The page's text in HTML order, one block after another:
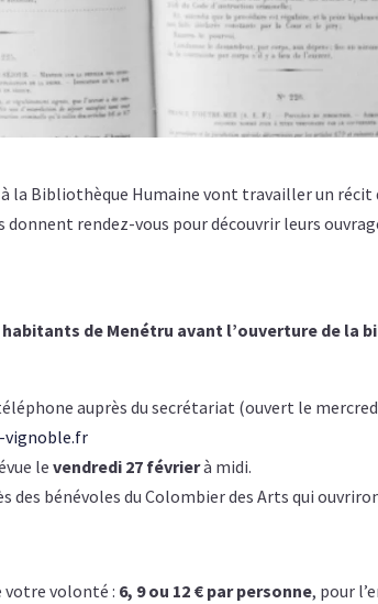
la Bibliothèque Humaine vont travailler un récit
donnent rendez-vous pour découvrir leurs
de Menétru avant l’ouverture de la
auprès du secrétariat (ouvert le
vignoble.fr
levendredi 27 févrierà midi.
des bénévoles du Colombier des Arts qui
votre volonté : 6, 9 ou 12 € par personne, pour